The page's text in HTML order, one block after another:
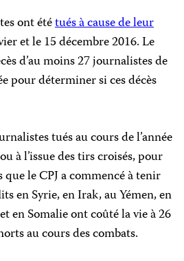
ont ététués à cause de leur
et le 15 décembre 2016. Le
d’au moins 27journalistes de
pour déterminer si ces décès
tués au cours de l’année
à l’issue des tirs croisés, pour
le CPJ a commencé à tenir
en Syrie, en Irak, au Yémen, en
en Somalie ont coûté la vie à 26
au cours des combats.